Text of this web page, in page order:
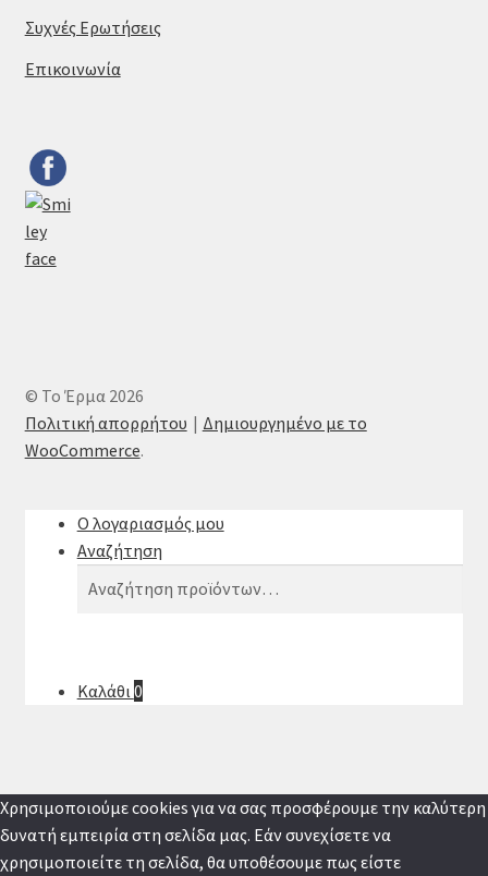
Συχνές Ερωτήσεις
Επικοινωνία
© Το Έρμα 2026
Πολιτική απορρήτου
Δημιουργημένο με το
WooCommerce.
Ο λογαριασμός μου
Αναζήτηση
Αναζήτηση
Αναζήτηση
Καλάθι0
Χρησιμοποιούμε cookies για να σας προσφέρουμε την καλύτερη
δυνατή εμπειρία στη σελίδα μας. Εάν συνεχίσετε να
χρησιμοποιείτε τη σελίδα, θα υποθέσουμε πως είστε